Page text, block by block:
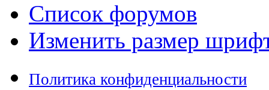
Список форумов
Изменить размер
Политика конфиденциальности